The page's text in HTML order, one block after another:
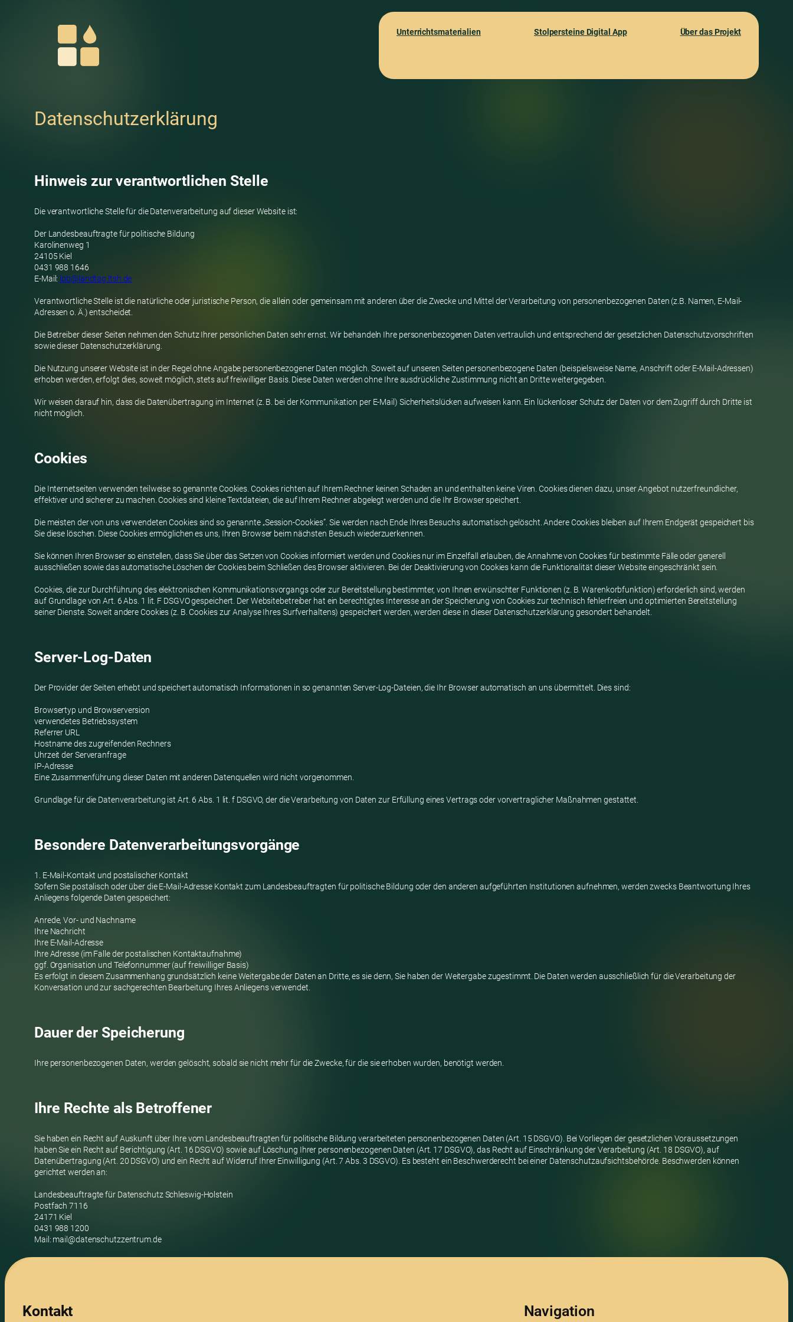
Unterrichtsmaterialien Stolpersteine Digital App Über das Projekt
Datenschutzerklärung
Hinweis zur verantwortlichen Stelle
Die verantwortliche Stelle für die Datenverarbeitung auf dieser Website ist:
Der Landesbeauftragte für politische Bildung
Karolinenweg 1
24105 Kiel
0431 988 1646
E-Mail: lpb@landtag.ltsh.de
Verantwortliche Stelle ist die natürliche oder juristische Person, die allein oder gemeinsam mit anderen über die Zwecke und Mittel der Verarbeitung von personenbezogenen Daten (z.B. Namen, E-Mail-
Adressen o. Ä.) entscheidet.
Die Betreiber dieser Seiten nehmen den Schutz Ihrer persönlichen Daten sehr ernst. Wir behandeln Ihre personenbezogenen Daten vertraulich und entsprechend der gesetzlichen Datenschutzvorschriften
sowie dieser Datenschutzerklärung.
Die Nutzung unserer Website ist in der Regel ohne Angabe personenbezogener Daten möglich. Soweit auf unseren Seiten personenbezogene Daten (beispielsweise Name, Anschrift oder E-Mail-Adressen)
erhoben werden, erfolgt dies, soweit möglich, stets auf freiwilliger Basis. Diese Daten werden ohne Ihre ausdrückliche Zustimmung nicht an Dritte weitergegeben.
Wir weisen darauf hin, dass die Datenübertragung im Internet (z. B. bei der Kommunikation per E-Mail) Sicherheitslücken aufweisen kann. Ein lückenloser Schutz der Daten vor dem Zugriff durch Dritte ist
nicht möglich.
Cookies
Die Internetseiten verwenden teilweise so genannte Cookies. Cookies richten auf Ihrem Rechner keinen Schaden an und enthalten keine Viren. Cookies dienen dazu, unser Angebot nutzerfreundlicher,
effektiver und sicherer zu machen. Cookies sind kleine Textdateien, die auf Ihrem Rechner abgelegt werden und die Ihr Browser speichert.
Die meisten der von uns verwendeten Cookies sind so genannte „Session-Cookies”. Sie werden nach Ende Ihres Besuchs automatisch gelöscht. Andere Cookies bleiben auf Ihrem Endgerät gespeichert bis
Sie diese löschen. Diese Cookies ermöglichen es uns, Ihren Browser beim nächsten Besuch wiederzuerkennen.
Sie können Ihren Browser so einstellen, dass Sie über das Setzen von Cookies informiert werden und Cookies nur im Einzelfall erlauben, die Annahme von Cookies für bestimmte Fälle oder generell
ausschließen sowie das automatische Löschen der Cookies beim Schließen des Browser aktivieren. Bei der Deaktivierung von Cookies kann die Funktionalität dieser Website eingeschränkt sein.
Cookies, die zur Durchführung des elektronischen Kommunikationsvorgangs oder zur Bereitstellung bestimmter, von Ihnen erwünschter Funktionen (z. B. Warenkorbfunktion) erforderlich sind, werden
auf Grundlage von Art. 6 Abs. 1 lit. F DSGVO gespeichert. Der Websitebetreiber hat ein berechtigtes Interesse an der Speicherung von Cookies zur technisch fehlerfreien und optimierten Bereitstellung
seiner Dienste. Soweit andere Cookies (z. B. Cookies zur Analyse Ihres Surfverhaltens) gespeichert werden, werden diese in dieser Datenschutzerklärung gesondert behandelt.
Server-Log-Daten
Der Provider der Seiten erhebt und speichert automatisch Informationen in so genannten Server-Log-Dateien, die Ihr Browser automatisch an uns übermittelt. Dies sind:
Browsertyp und Browserversion
verwendetes Betriebssystem
Referrer URL
Hostname des zugreifenden Rechners
Uhrzeit der Serveranfrage
IP-Adresse
Eine Zusammenführung dieser Daten mit anderen Datenquellen wird nicht vorgenommen.
Grundlage für die Datenverarbeitung ist Art. 6 Abs. 1 lit. f DSGVO, der die Verarbeitung von Daten zur Erfüllung eines Vertrags oder vorvertraglicher Maßnahmen gestattet.
Besondere Datenverarbeitungsvorgänge
1. E-Mail-Kontakt und postalischer Kontakt
Sofern Sie postalisch oder über die E-Mail-Adresse Kontakt zum Landesbeauftragten für politische Bildung oder den anderen aufgeführten Institutionen aufnehmen, werden zwecks Beantwortung Ihres
Anliegens folgende Daten gespeichert:
Anrede, Vor- und Nachname
Ihre Nachricht
Ihre E-Mail-Adresse
Ihre Adresse (im Falle der postalischen Kontaktaufnahme)
ggf. Organisation und Telefonnummer (auf freiwilliger Basis)
Es erfolgt in diesem Zusammenhang grundsätzlich keine Weitergabe der Daten an Dritte, es sie denn, Sie haben der Weitergabe zugestimmt. Die Daten werden ausschließlich für die Verarbeitung der
Konversation und zur sachgerechten Bearbeitung Ihres Anliegens verwendet.
Dauer der Speicherung
Ihre personenbezogenen Daten, werden gelöscht, sobald sie nicht mehr für die Zwecke, für die sie erhoben wurden, benötigt werden.
Ihre Rechte als Betroffener
Sie haben ein Recht auf Auskunft über Ihre vom Landesbeauftragten für politische Bildung verarbeiteten personenbezogenen Daten (Art. 15 DSGVO). Bei Vorliegen der gesetzlichen Voraussetzungen
haben Sie ein Recht auf Berichtigung (Art. 16 DSGVO) sowie auf Löschung Ihrer personenbezogenen Daten (Art. 17 DSGVO), das Recht auf Einschränkung der Verarbeitung (Art. 18 DSGVO), auf
Datenübertragung (Art. 20 DSGVO) und ein Recht auf Widerruf Ihrer Einwilligung (Art. 7 Abs. 3 DSGVO). Es besteht ein Beschwerderecht bei einer Datenschutzaufsichtsbehörde. Beschwerden können
gerichtet werden an:
Landesbeauftragte für Datenschutz Schleswig-Holstein
Postfach 7116
24171 Kiel
0431 988 1200
Mail: mail@datenschutzzentrum.de
Kontakt Navigation